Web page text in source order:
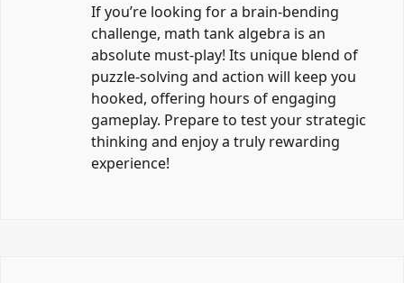
If you’re looking for a brain-bending
challenge, math tank algebra is an
absolute must-play! Its unique blend of
puzzle-solving and action will keep you
hooked, offering hours of engaging
gameplay. Prepare to test your strategic
thinking and enjoy a truly rewarding
experience!